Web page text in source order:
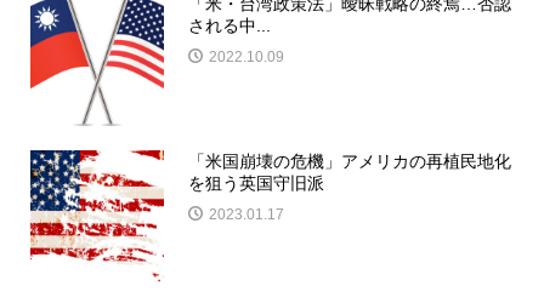
される中...
2022.10.09
「米国崩壊の危機」アメリカの再植民地化
を狙う英国守旧派
2023.01.17